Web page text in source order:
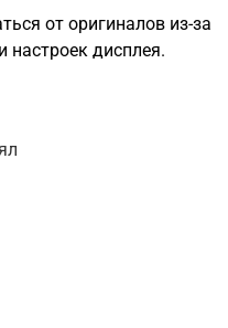
от оригиналов из-за
настроек дисплея.